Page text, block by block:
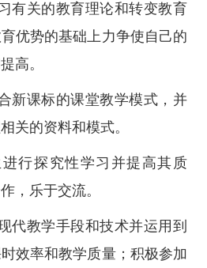
有关的教育理论和转变教育
优势的基础上力争使自己的
高。
新课标的课堂教学模式，并
关的资料和模式。
行探究性学习并提高其质
，乐于交流。
代教学手段和技术并运用到
效率和教学质量；积极参加